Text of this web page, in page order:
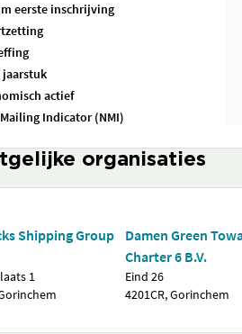
eerste inschrijving
jaarstuk
actief
Indicator (NMI)
organisaties
Shipping Group
1
Damen Green
Charter 6 B.V.
Eind 26
4201CR, Gorinchem